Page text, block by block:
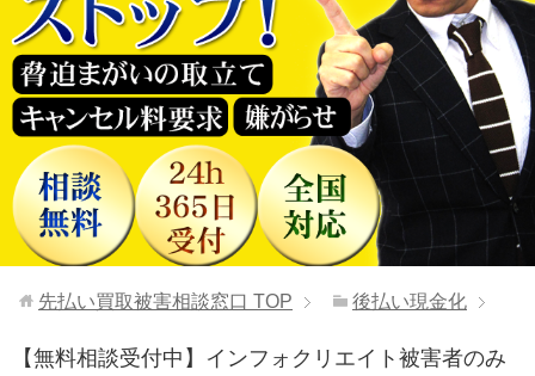
先払い買取被害相談窓口 TOP 後払い現金化
【無料相談受付中】インフォクリエイト被害者のみ